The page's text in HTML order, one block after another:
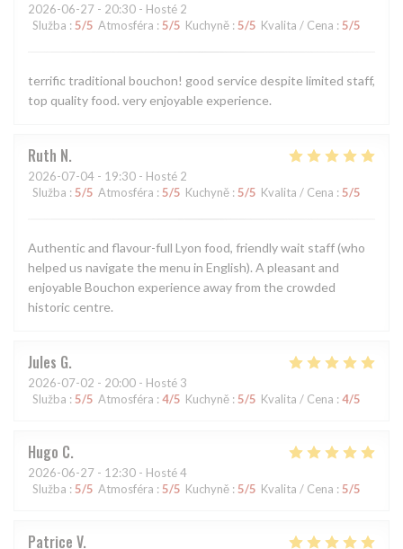
2026-06-27 - 20:30 - Hosté 2
Služba : 5/5 Atmosféra : 5/5 Kuchyně : 5/5 Kvalita / Cena : 5/5
terrific traditional bouchon! good service despite limited staff,
top quality food. very enjoyable experience.
Ruth N
2026-07-04 - 19:30 - Hosté 2
Služba : 5/5 Atmosféra : 5/5 Kuchyně : 5/5 Kvalita / Cena : 5/5
Authentic and flavour-full Lyon food, friendly wait staff (who
helped us navigate the menu in English). A pleasant and
enjoyable Bouchon experience away from the crowded
historic centre.
Jules G
2026-07-02 - 20:00 - Hosté 3
Služba : 5/5 Atmosféra : 4/5 Kuchyně : 5/5 Kvalita / Cena : 4/5
Hugo C
2026-06-27 - 12:30 - Hosté 4
Služba : 5/5 Atmosféra : 5/5 Kuchyně : 5/5 Kvalita / Cena : 5/5
Patrice V